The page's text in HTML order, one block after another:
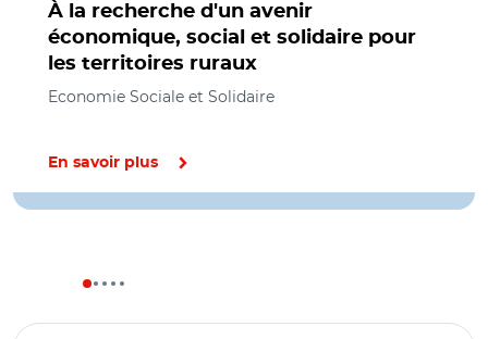
À la recherche d'un avenir
économique, social et solidaire pour
les territoires ruraux
Economie Sociale et Solidaire
En savoir plus